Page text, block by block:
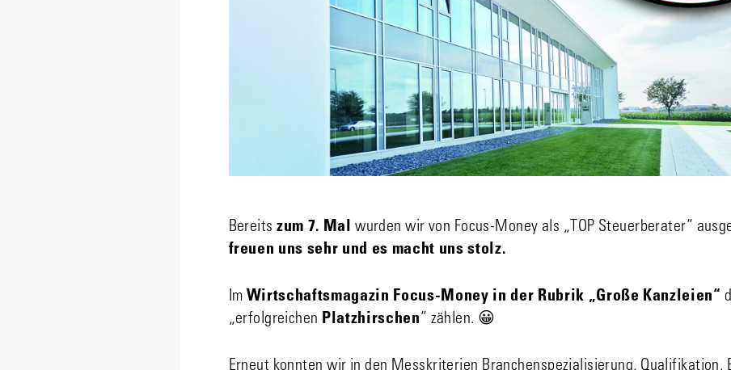
Bereitszum 7. Mal wurden wir von Focus-Money als „TOP Steuerberater“
freuen uns sehr und es macht uns stolz.
Im Wirtschaftsmagazin Focus-Money in der Rubrik „Große Kanzleien“
„erfolgreichen Platzhirschen “ zählen. 😀
Erneut konnten wir in den Messkriterien Branchenspezialisierung, Qualifikation,